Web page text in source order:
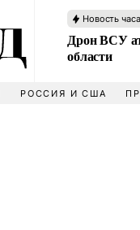
Новость часа
Дрон ВСУ
области
РОССИЯ И США